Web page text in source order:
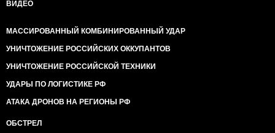
ВИДЕО
МАССИРОВАННЫЙ КОМБИНИРОВАННЫЙ УДАР
УНИЧТОЖЕНИЕ РОССИЙСКИХ ОККУПАНТОВ
УНИЧТОЖЕНИЕ РОССИЙСКОЙ ТЕХНИКИ
УДАРЫ ПО ЛОГИСТИКЕ РФ
АТАКА ДРОНОВ НА РЕГИОНЫ РФ
ОБСТРЕЛ